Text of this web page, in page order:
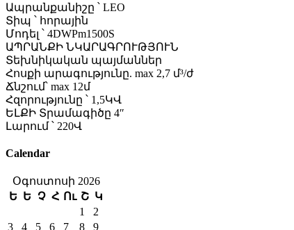
Ապրանքանիշը ՝ LEO
Տիպ ՝ հորային
Մոդել ՝ 4DWPm1500S
ԱՊՐԱՆՔԻ ՆԿԱՐԱԳՐՈՒԹՅՈՒՆ
Տեխնիկական պայմաններ
Հոսքի արագությունը. max 2,7 մ³/ժ
Ճնշում՝ max 12մ
Հզորությունը ՝ 1,5ԿՎ
ԵԼՔԻ Տրամագիծը 4″
Լարում ՝ 220Վ
Calendar
Օգոստոսի 2026
Ե Ե Չ Հ Ու Շ Կ
1
2
3
4 5 6 7 8 9